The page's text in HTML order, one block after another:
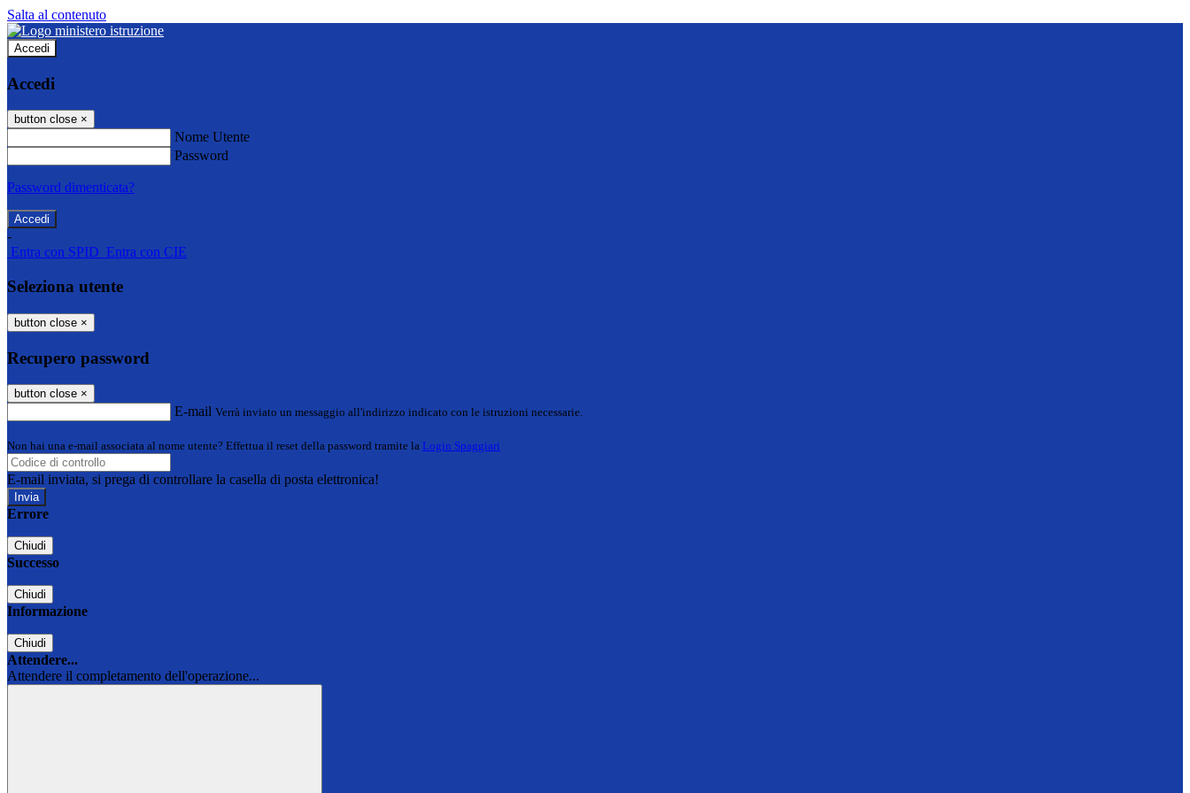
Salta al contenuto
Accedi
Accedi
button close ×
Nome Utente
Password
Password dimenticata?
-
Entra con SPID Entra con CIE
Seleziona utente
button close ×
Recupero password
button close ×
E-mail Verrà inviato un messaggio all'indirizzo indicato con le istruzioni necessarie.
Non hai una e-mail associata al nome utente? Effettua il reset della password tramite la Login Spaggiari
E-mail inviata, si prega di controllare la casella di posta elettronica!
Errore
Chiudi
Successo
Chiudi
Informazione
Chiudi
Attendere...
Attendere il completamento dell'operazione...